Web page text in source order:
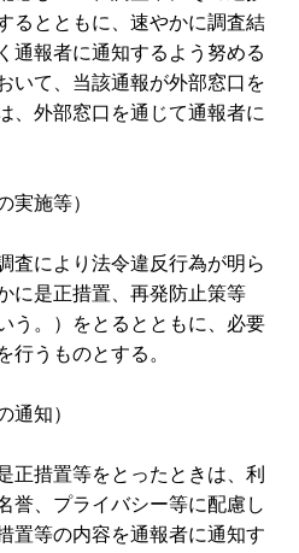
るとともに、速やかに調査結
通報者に通知するよう努める
いて、当該通報が外部窓口を
、外部窓口を通じて通報者に
実施等）
査により法令違反行為が明ら
に是正措置、再発防止策等
う。）をとるとともに、必要
行うものとする。
通知）
措置等をとったときは、利
誉、プライバシー等に配慮し
置等の内容を通報者に通知す